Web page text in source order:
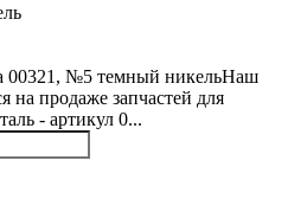
00321, №5 темный никельНаш
на продаже запчастей для
- артикул 0...